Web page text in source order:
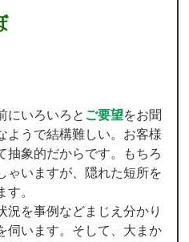
にいろいろと ご要望をお聞
ようで結構難しい。お客様
抽象的だからです。もちろ
ゃいますが、隠れた短所を
す。
況を事例などまじえ分かり
伺います。そして、大まか